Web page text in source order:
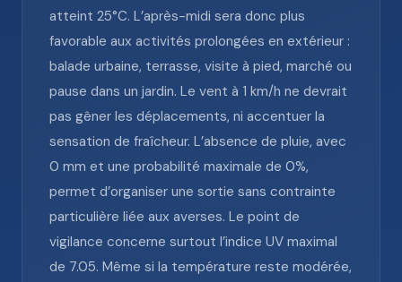
atteint 25°C. L’après-midi sera donc plus
favorable aux activités prolongées en extérieur :
balade urbaine, terrasse, visite à pied, marché ou
pause dans un jardin. Le vent à 1 km/h ne devrait
pas gêner les déplacements, ni accentuer la
sensation de fraîcheur. L’absence de pluie, avec
0 mm et une probabilité maximale de 0%,
permet d’organiser une sortie sans contrainte
particulière liée aux averses. Le point de
vigilance concerne surtout l’indice UV maximal
de 7.05. Même si la température reste modérée,